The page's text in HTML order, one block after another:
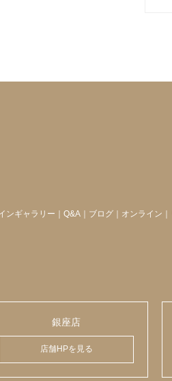
ンギャラリー Q&A ブログ オンライン
銀座店
店舗HPを見る